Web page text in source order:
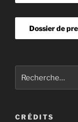
Dossier de
CRÉDITS